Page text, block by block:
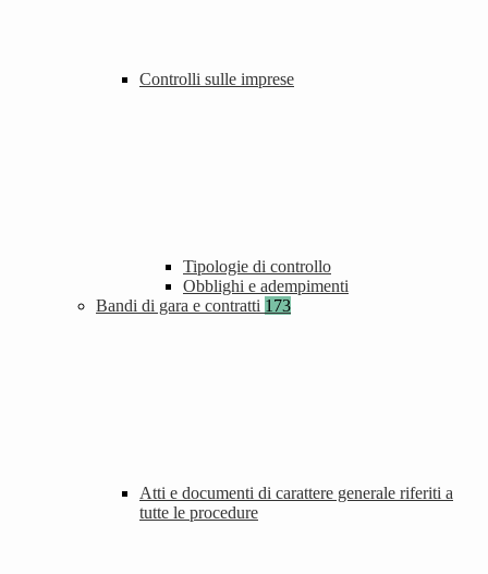
Controlli sulle imprese
Tipologie di controllo
Obblighi e adempimenti
Bandi di gara e contratti 173
Atti e documenti di carattere generale riferiti a
tutte le procedure